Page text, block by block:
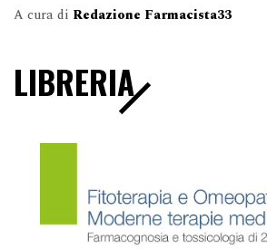
A cura di Redazione Farmacista33
LIBRERIA